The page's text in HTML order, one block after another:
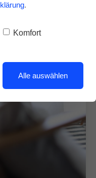
.
Komfort
Alle auswählen